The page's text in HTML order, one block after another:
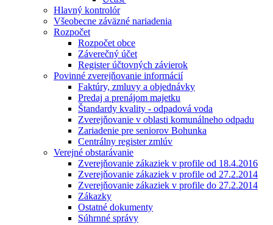
Hlavný kontrolór
Všeobecne záväzné nariadenia
Rozpočet
Rozpočet obce
Záverečný účet
Register účtovných závierok
Povinné zverejňovanie informácií
Faktúry, zmluvy a objednávky
Predaj a prenájom majetku
Štandardy kvality - odpadová voda
Zverejňovanie v oblasti komunálneho odpadu
Zariadenie pre seniorov Bohunka
Centrálny register zmlúv
Verejné obstarávanie
Zverejňovanie zákaziek v profile od 18.4.2016
Zverejňovanie zákaziek v profile od 27.2.2014
Zverejňovanie zákaziek v profile do 27.2.2014
Zákazky
Ostatné dokumenty
Súhrnné správy